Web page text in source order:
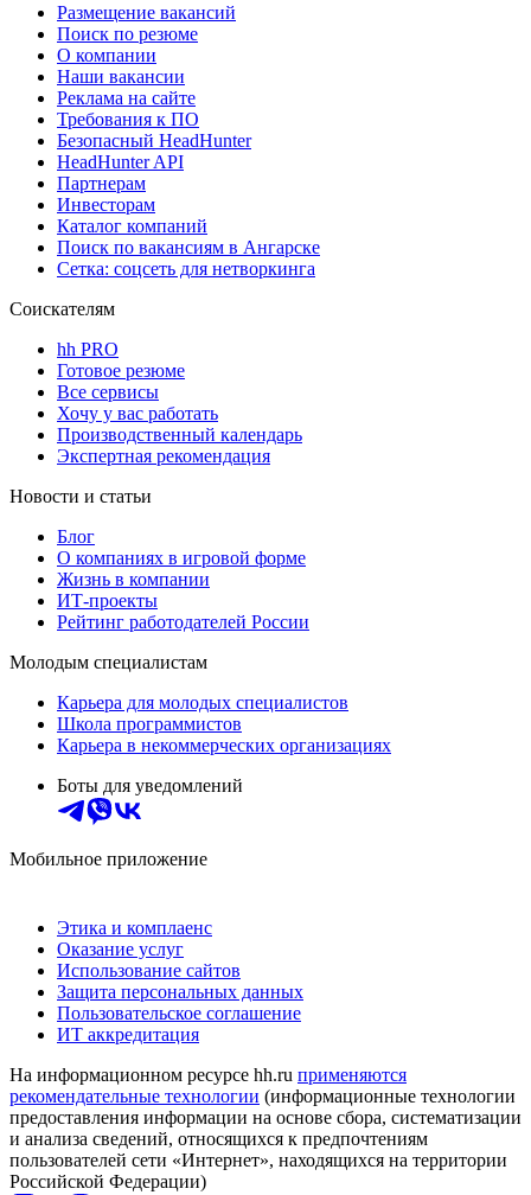
Размещение вакансий
Поиск по резюме
О компании
Наши вакансии
Реклама на сайте
Требования к ПО
Безопасный HeadHunter
HeadHunter API
Партнерам
Инвесторам
Каталог компаний
Поиск по вакансиям в Ангарске
Сетка: соцсеть для нетворкинга
Соискателям
hh PRO
Готовое резюме
Все сервисы
Хочу у вас работать
Производственный календарь
Экспертная рекомендация
Новости и статьи
Блог
О компаниях в игровой форме
Жизнь в компании
ИТ-проекты
Рейтинг работодателей России
Молодым специалистам
Карьера для молодых специалистов
Школа программистов
Карьера в некоммерческих организациях
Боты для уведомлений
Мобильное приложение
Этика и комплаенс
Оказание услуг
Использование сайтов
Защита персональных данных
Пользовательское соглашение
ИТ аккредитация
На информационном ресурсе hh.ru применяются
рекомендательные технологии (информационные технологии
предоставления информации на основе сбора, систематизации
и анализа сведений, относящихся к предпочтениям
пользователей сети «Интернет», находящихся на территории
Российской Федерации)